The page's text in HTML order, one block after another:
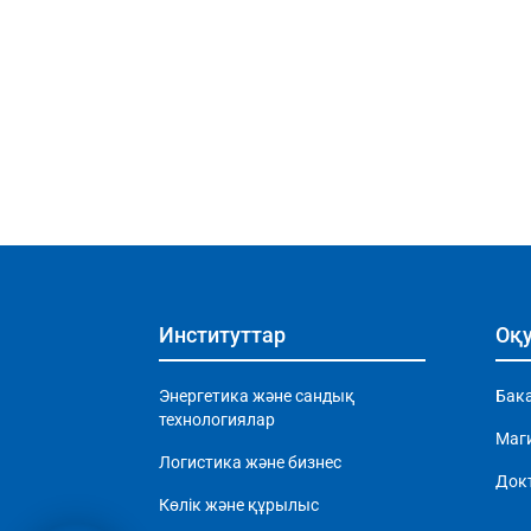
Институттар
Энергетика және сандық
технологиялар
Логистика және бизнес
Көлік және құрылыс